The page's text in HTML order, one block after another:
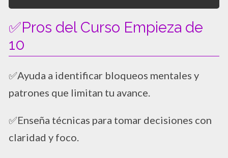
✅Pros del Curso Empieza de
10
✅Ayuda a identificar bloqueos mentales y
patrones que limitan tu avance.
✅Enseña técnicas para tomar decisiones con
claridad y foco.